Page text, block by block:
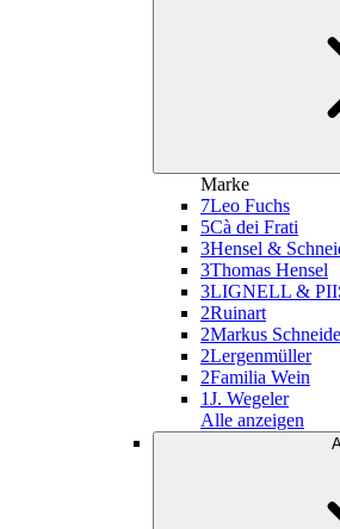
Marke
7Leo Fuchs
5Cà dei Frati
3Hensel &
3Thomas Hensel
3LIGNELL &
2Ruinart
2Markus
2Lergenmüller
2Familia Wein
1J. Wegeler
Alle anzeigen